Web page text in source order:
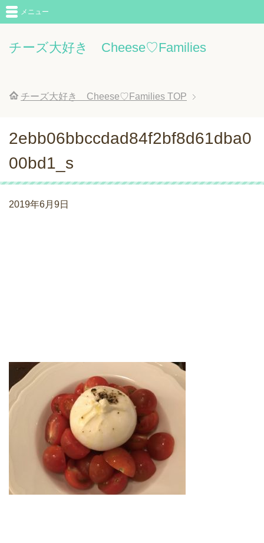
チーズ大好き Cheese♡Families
メニュー
チーズ大好き Cheese♡Families TOP
2ebb06bbccdad84f2bf8d61dba0
00bd1_s
2019年6月9日